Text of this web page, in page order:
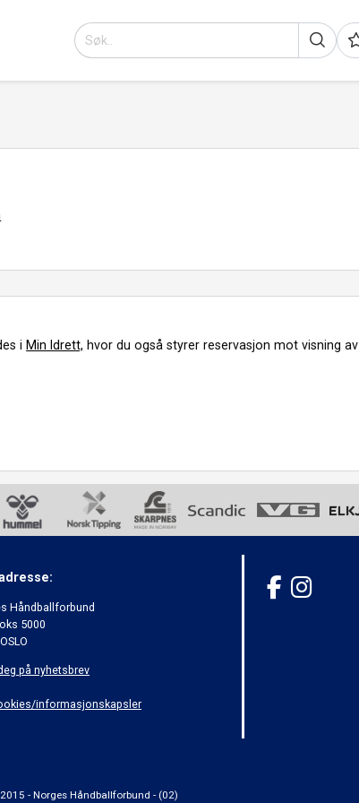
i Min Idrett, hvor du også styrer reservasjon mot visning av
Håndballforbund
5000
på nyhetsbrev
informasjonskapsler
- Norges Håndballforbund - (02)